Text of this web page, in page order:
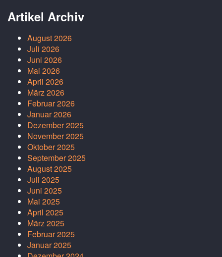
Artikel Archiv
August 2026
Juli 2026
Juni 2026
Mai 2026
April 2026
März 2026
Februar 2026
Januar 2026
Dezember 2025
November 2025
Oktober 2025
September 2025
August 2025
Juli 2025
Juni 2025
Mai 2025
April 2025
März 2025
Februar 2025
Januar 2025